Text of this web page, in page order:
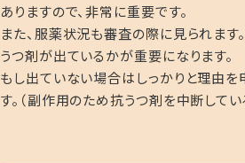
ありますので、非常に重要です。
また、服薬状況も審査の際に見られます
うつ剤が出ているかが重要になります。
もし出ていない場合はしっかりと理由
す。（副作用のため抗うつ剤を中断してい